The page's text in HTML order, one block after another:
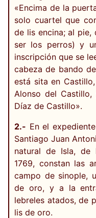
«Encima de la
solo cuartel que
de lis encina; al pie,
ser los perros) y
inscripción que se
cabeza de bando
está sita en
Alonso del
Díaz de Castillo».
2.- En el
Santiago Juan
natural de Isla, de
1769, constan las
campo de sinople,
de oro, y a la
lebreles atados, de
lis de oro.